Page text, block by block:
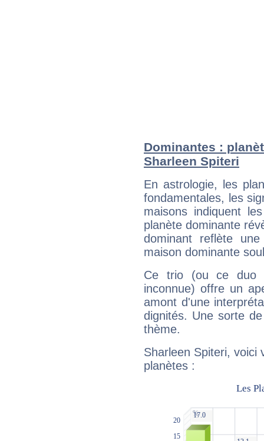
Dominantes :
Sharleen Spiteri
En astrologie, les
fondamentales, les
maisons indiquent
planète dominante
dominant reflète
maison dominante
Ce trio (ou ce duo
inconnue) offre un
amont d'une
dignités. Une sorte
thème.
Sharleen Spiteri, voici
planètes :